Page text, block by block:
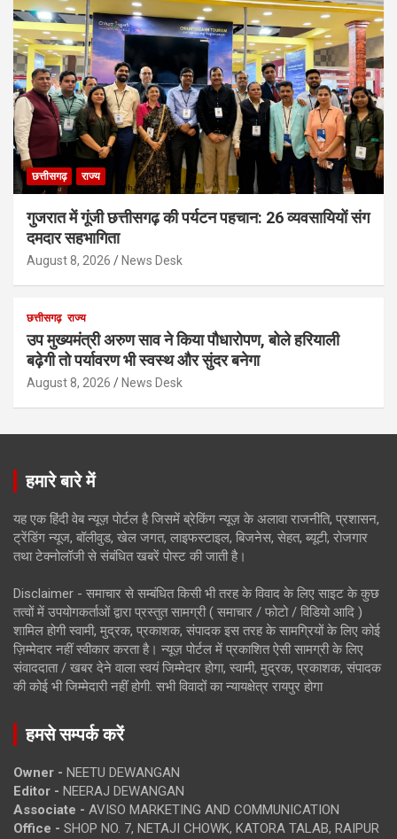
छत्तीसगढ़ राज्य
गुजरात में गूंजी छत्तीसगढ़ की पर्यटन पहचान: 26 व्यवसायियों संग
दमदार सहभागिता
August 8, 2026 News Desk
छत्तीसगढ़ राज्य
उप मुख्यमंत्री अरुण साव ने किया पौधारोपण, बोले हरियाली
बढ़ेगी तो पर्यावरण भी स्वस्थ और सुंदर बनेगा
August 8, 2026 News Desk
हमारे बारे में
यह एक हिंदी वेब न्यूज़ पोर्टल है जिसमें ब्रेकिंग न्यूज़ के अलावा राजनीति, प्रशासन,
ट्रेंडिंग न्यूज, बॉलीवुड, खेल जगत, लाइफस्टाइल, बिजनेस, सेहत, ब्यूटी, रोजगार
तथा टेक्नोलॉजी से संबंधित खबरें पोस्ट की जाती है।
Disclaimer - समाचार से सम्बंधित किसी भी तरह के विवाद के लिए साइट के कुछ
तत्वों में उपयोगकर्ताओं द्वारा प्रस्तुत सामग्री ( समाचार / फोटो / विडियो आदि )
शामिल होगी स्वामी, मुद्रक, प्रकाशक, संपादक इस तरह के सामग्रियों के लिए कोई
ज़िम्मेदार नहीं स्वीकार करता है। न्यूज़ पोर्टल में प्रकाशित ऐसी सामग्री के लिए
संवाददाता / खबर देने वाला स्वयं जिम्मेदार होगा, स्वामी, मुद्रक, प्रकाशक, संपादक
की कोई भी जिम्मेदारी नहीं होगी. सभी विवादों का न्यायक्षेत्र रायपुर होगा
हमसे सम्पर्क करें
Owner - NEETU DEWANGAN
Editor - NEERAJ DEWANGAN
Associate - AVISO MARKETING AND COMMUNICATION
Office - SHOP NO. 7, NETAJI CHOWK, KATORA TALAB, RAIPUR